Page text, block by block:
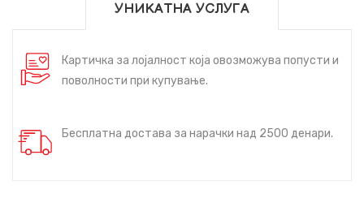
УНИКАТНА УСЛУГА
Картичка за лојалност која овозможува попусти и
поволности при купување.
Бесплатна достава за нарачки над 2500 денари.